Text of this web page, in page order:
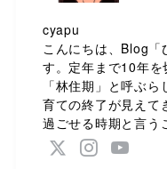
cyapu
こんにちは、Blog
す。定年まで10年
「林住期」と呼ぶ
育ての終了が見えて
過ごせる時期と言う